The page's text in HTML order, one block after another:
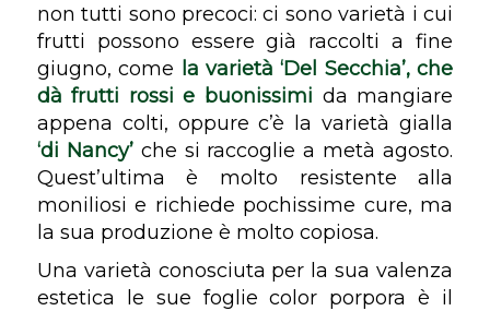
non tutti sono precoci: ci sono varietà i cui
frutti possono essere già raccolti a fine
giugno, come la varietà ‘Del Secchia’, che
dà frutti rossi e buonissimi da mangiare
appena colti, oppure c’è la varietà gialla
‘di Nancy’ che si raccoglie a metà agosto.
Quest’ultima è molto resistente alla
moniliosi e richiede pochissime cure, ma
la sua produzione è molto copiosa.
Una varietà conosciuta per la sua valenza
estetica le sue foglie color porpora è il